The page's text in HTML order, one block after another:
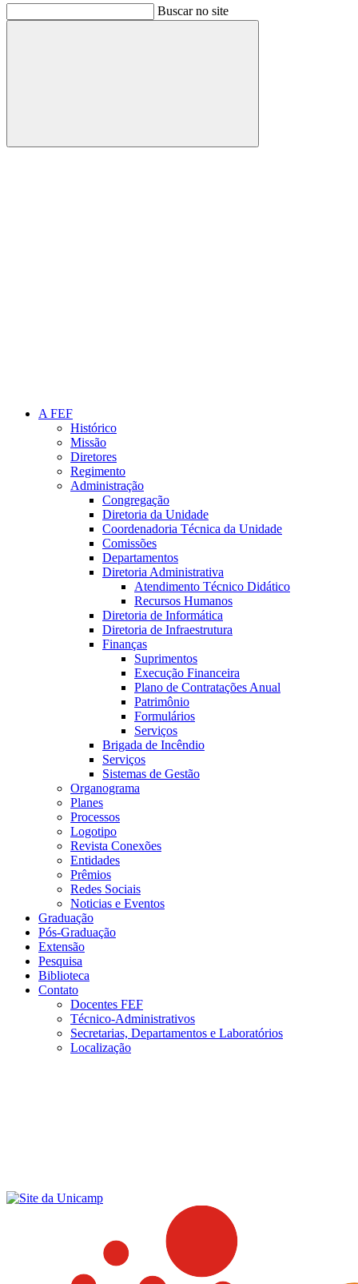
Buscar no site
Buscar
A FEF
Histórico
Missão
Diretores
Regimento
Administração
Congregação
Diretoria da Unidade
Coordenadoria Técnica da Unidade
Comissões
Departamentos
Diretoria Administrativa
Atendimento Técnico Didático
Recursos Humanos
Diretoria de Informática
Diretoria de Infraestrutura
Finanças
Suprimentos
Execução Financeira
Plano de Contratações Anual
Patrimônio
Formulários
Serviços
Brigada de Incêndio
Serviços
Sistemas de Gestão
Organograma
Planes
Processos
Logotipo
Revista Conexões
Entidades
Prêmios
Redes Sociais
Noticias e Eventos
Graduação
Pós-Graduação
Extensão
Pesquisa
Biblioteca
Contato
Docentes FEF
Técnico-Administrativos
Secretarias, Departamentos e Laboratórios
Localização